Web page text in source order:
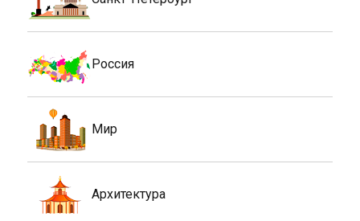
Россия
Мир
Архитектура